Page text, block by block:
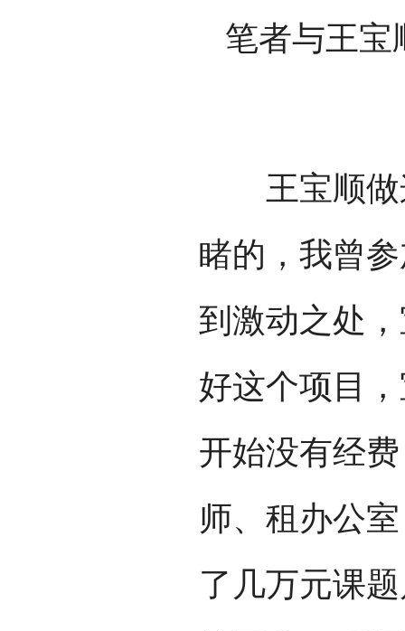
笔者与王宝
王宝顺做
睹的，我曾
到激动之处
好这个项目
开始没有经
师、租办公
了几万元课